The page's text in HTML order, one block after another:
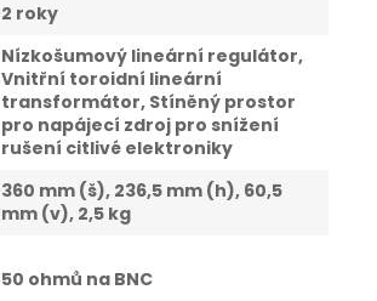
2 roky
Nízkošumový lineární regulátor,
Vnitřní toroidní lineární
transformátor, Stíněný prostor
pro napájecí zdroj pro snížení
rušení citlivé elektroniky
360 mm (š), 236,5 mm (h), 60,5
mm (v), 2,5 kg
50 ohmů na BNC